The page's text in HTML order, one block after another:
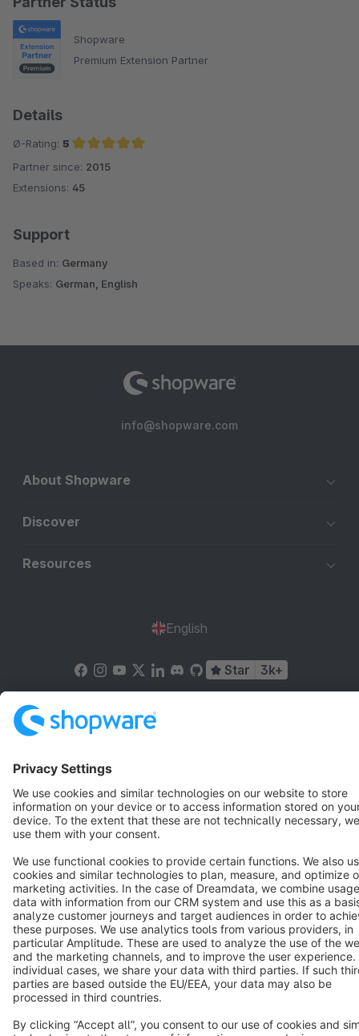
Shopware
Premium Extension Partner
Details
Ø-Rating: 5
Average rating of 5 out of 5 stars
Partner since: 2015
Extensions: 45
Support
Based in: Germany
Speaks: German, English
info@shopware.com
About Shopware
Discover
Resources
English
Star 3k+
Copyright © shopware AG - All rights reserved
Notice: * All prices are quoted net of the statutory value-added tax